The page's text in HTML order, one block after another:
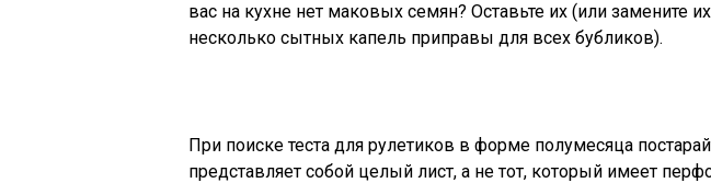
вас на кухне нет маковых семян? Оставьте их (или замените
несколько сытных капель приправы для всех бубликов).
При поиске теста для рулетиков в форме полумесяца
представляет собой целый лист, а не тот, который имеет